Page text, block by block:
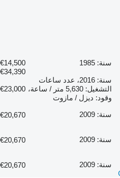
سنة: 1985
€14,500
€34,390
سنة: 2016، عدد ساعات
التشغيل: 5,630 متر / ساعة،
وقود: ديزل / مازوت
€23,000
سنة: 2009
€20,670
سنة: 2009
€20,670
سنة: 2009 €20,670